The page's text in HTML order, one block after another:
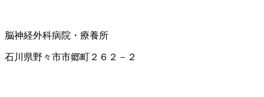
脳神経外科病院・療養所
石川県野々市市郷町２６２－２